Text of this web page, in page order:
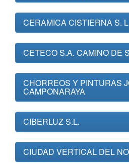
CERAMICA CISTIERNA S.
CETECO S.A. CAMINO DE
CHORREOS Y PINTURAS
CAMPONARAYA
CIBERLUZ S.L.
CIUDAD VERTICAL DEL